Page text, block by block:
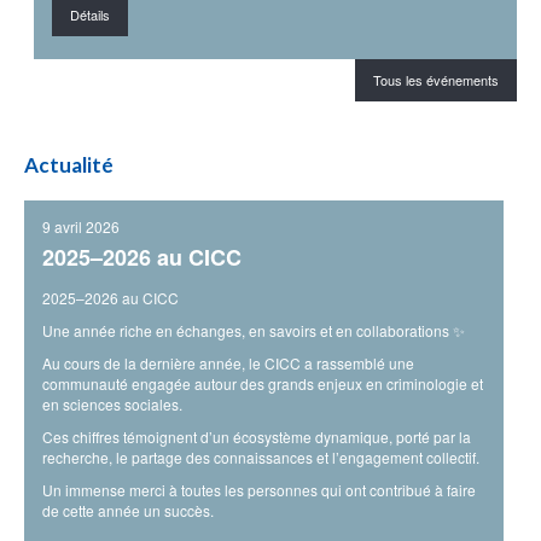
Détails
Tous les événements
Actualité
9 avril 2026
2025–2026 au CICC
2025–2026 au CICC
Une année riche en échanges, en savoirs et en collaborations ✨
Au cours de la dernière année, le CICC a rassemblé une
communauté engagée autour des grands enjeux en criminologie et
en sciences sociales.
Ces chiffres témoignent d’un écosystème dynamique, porté par la
recherche, le partage des connaissances et l’engagement collectif.
Un immense merci à toutes les personnes qui ont contribué à faire
de cette année un succès.